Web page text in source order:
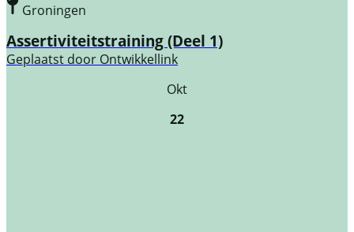
Groningen
Assertiviteitstraining (Deel 1)
Geplaatst door Ontwikkellink
Okt
22